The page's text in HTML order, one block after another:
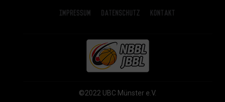
Impressum Datenschutz Kontakt
©2022 UBC Münster e.V.